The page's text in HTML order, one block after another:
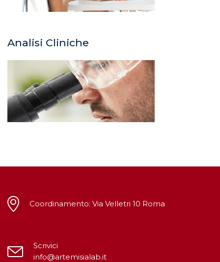
Analisi Cliniche
Coordinamento: Via Velletri 10 Roma
Scrivici
info@artemisialab.it